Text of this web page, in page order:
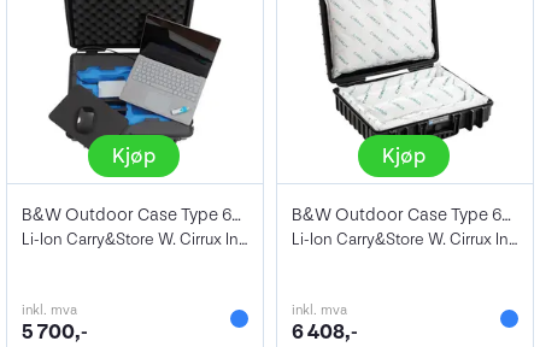
Kjøp
B&W Outdoor Case Type 6040
Li-Ion Carry&Store W. Cirrux Inlay Cx BK
inkl. mva
5 700,-
Kjøp
B&W Outdoor Case Type 6040
Li-Ion Carry&Store W. Cirrux Inlay Cx/2
inkl. mva
6 408,-